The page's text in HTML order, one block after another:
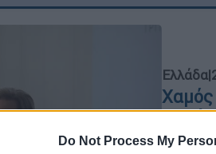
Do Not Process My
Ελλάδα|
για τα